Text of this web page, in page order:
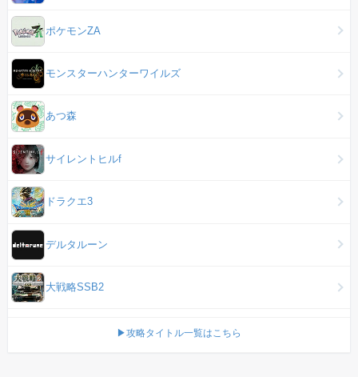
ポケモンZA
モンスターハンターワイルズ
あつ森
サイレントヒルf
ドラクエ3
デルタルーン
大戦略SSB2
▶攻略タイトル一覧はこちら